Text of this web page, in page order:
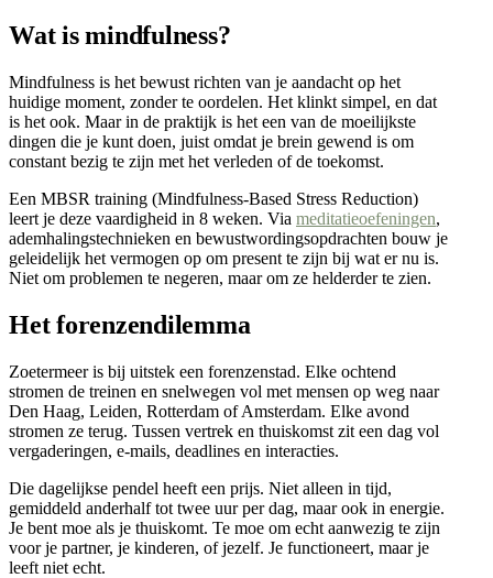
Wat is mindfulness?
Mindfulness is het bewust richten van je aandacht op het
huidige moment, zonder te oordelen. Het klinkt simpel, en dat
is het ook. Maar in de praktijk is het een van de moeilijkste
dingen die je kunt doen, juist omdat je brein gewend is om
constant bezig te zijn met het verleden of de toekomst.
Een MBSR training (Mindfulness-Based Stress Reduction)
leert je deze vaardigheid in 8 weken. Via meditatieoefeningen,
ademhalingstechnieken en bewustwordingsopdrachten bouw je
geleidelijk het vermogen op om present te zijn bij wat er nu is.
Niet om problemen te negeren, maar om ze helderder te zien.
Het forenzendilemma
Zoetermeer is bij uitstek een forenzenstad. Elke ochtend
stromen de treinen en snelwegen vol met mensen op weg naar
Den Haag, Leiden, Rotterdam of Amsterdam. Elke avond
stromen ze terug. Tussen vertrek en thuiskomst zit een dag vol
vergaderingen, e-mails, deadlines en interacties.
Die dagelijkse pendel heeft een prijs. Niet alleen in tijd,
gemiddeld anderhalf tot twee uur per dag, maar ook in energie.
Je bent moe als je thuiskomt. Te moe om echt aanwezig te zijn
voor je partner, je kinderen, of jezelf. Je functioneert, maar je
leeft niet echt.